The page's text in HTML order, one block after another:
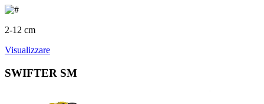
2-12 cm
Visualizzare
SWIFTER SM